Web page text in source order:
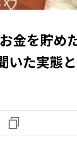
金を貯め
いた実態